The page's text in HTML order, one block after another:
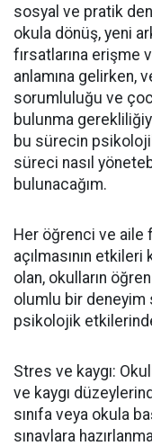
sosyal ve pratik
okula dönüş, yeni
fırsatlarına erişme
anlamına gelirken,
sorumluluğu ve
bulunma
bu sürecin
süreci nasıl
bulunacağım.
Her öğrenci ve aile
açılmasının
olan, okulların
olumlu bir
psikolojik
Stres ve kaygı:
ve kaygı
sınıfa veya okula
sınavlara